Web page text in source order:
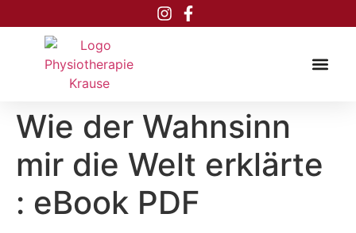
Wie der Wahnsinn
mir die Welt erklärte
: eBook PDF